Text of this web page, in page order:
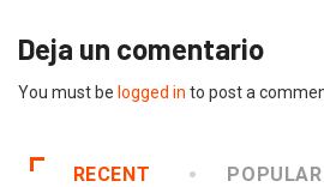
Deja un comentario
You must be logged in to post a
RECENT POPULAR